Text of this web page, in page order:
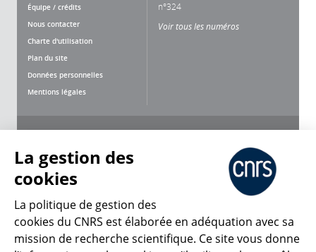
Équipe / crédits
Nous contacter
Charte d'utilisation
Plan du site
Données personnelles
Mentions légales
n°324
Voir tous les numéros
CNRS Le Mag
La gestion des
cookies
La politique de gestion des
cookies du CNRS est élaborée en adéquation avec sa
mission de recherche scientifique. Ce site vous donne